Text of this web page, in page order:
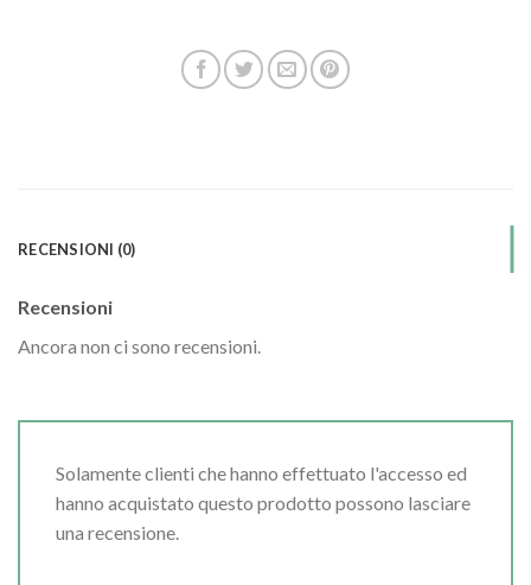
RECENSIONI (0)
Recensioni
Ancora non ci sono recensioni.
Solamente clienti che hanno effettuato l'accesso ed
hanno acquistato questo prodotto possono lasciare
una recensione.